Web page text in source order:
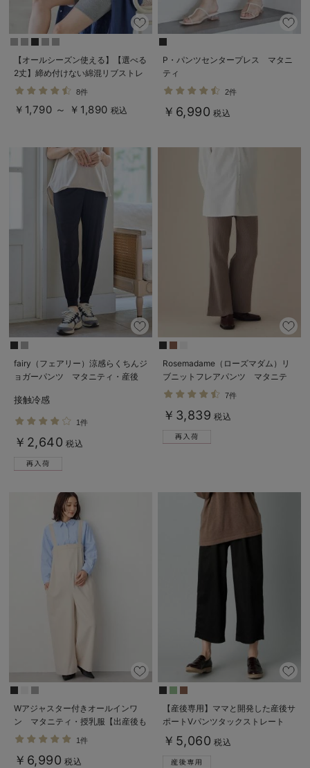
【オールシーズン使える】【選べる
2丈】締め付けない綿混リブストレ
ートレギンス【産後まで長く使え
8件
￥1,790 ～ ￥1,890 税込
P・パンツセンタープレス マタニ
ティ
2件
￥6,990 税込
fairy（フェアリー）涼感らくちんジ
ョガーパンツ マタニティ・産後
接触冷感
1件
￥2,640 税込
Rosemadame（ローズマダム）リ
ブニットフレアパンツ マタニテ
ィ・産後
7件
￥3,839 税込
Wアジャスター付きオールインワ
ン マタニティ・授乳服【出産後も
長く使える】
1件
￥6,990 税込
【産後専用】ママと開発した産後サ
ポートVパンツタックストレート
￥5,060 税込